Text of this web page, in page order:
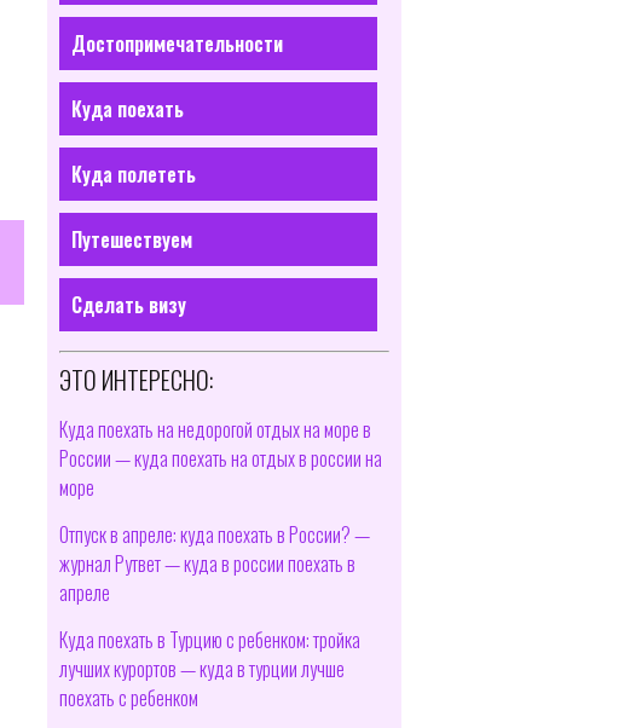
Достопримечательности
Куда поехать
Куда полететь
Путешествуем
Сделать визу
ЭТО ИНТЕРЕСНО:
Куда поехать на недорогой отдых на море в
России — куда поехать на отдых в россии на
море
Отпуск в апреле: куда поехать в России? —
журнал Рутвет — куда в россии поехать в
апреле
Куда поехать в Турцию с ребенком: тройка
лучших курортов — куда в турции лучше
поехать с ребенком